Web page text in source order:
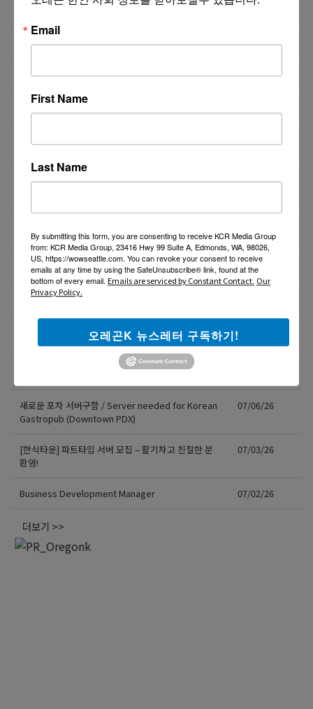
제품 리뷰 체험단 모집합니다! 07/23/26
도매회사 Driver 모십니다 07/20/26
오레건 비버튼 부스 운영 보조 스태프 모집
주 모집
❤️❤️❤️ 마케팅 / 광고 홍보 / 각종 디자인 필요하신 분!
07/15/26
한국어 오리엔테이션
NE에 위치한 단체 티셔츠 제작 Store에서 구인합니다. 07/13/26
도매회사 드라이버 모십니다
직업을 바꾸는 것이 아니라, 미래를 바꾸는 선택일 수
도 있습니다.
새로운 포차 서버구함 / Server needed for Korean
Gastropub (Downtown PDX)
07/06/26
[한식타운] 파트타임 서버 모집 – 활기차고 친절한 분
환영!
07/03/26
Business Development Manager 07/02/26
더보기 >>
Email
First Name
Last Name
By submitting this form, you are consenting to receive KCR Media Group
from: KCR Media Group, 23416 Hwy 99 Suite A, Edmonds, WA, 98026,
US, https://wowseattle.com. You can revoke your consent to receive
emails at any time by using the SafeUnsubscribe® link, found at the
bottom of every email. Emails are serviced by Constant Contact. Our
Privacy Policy.
오레곤K 뉴스레터 구독하기!